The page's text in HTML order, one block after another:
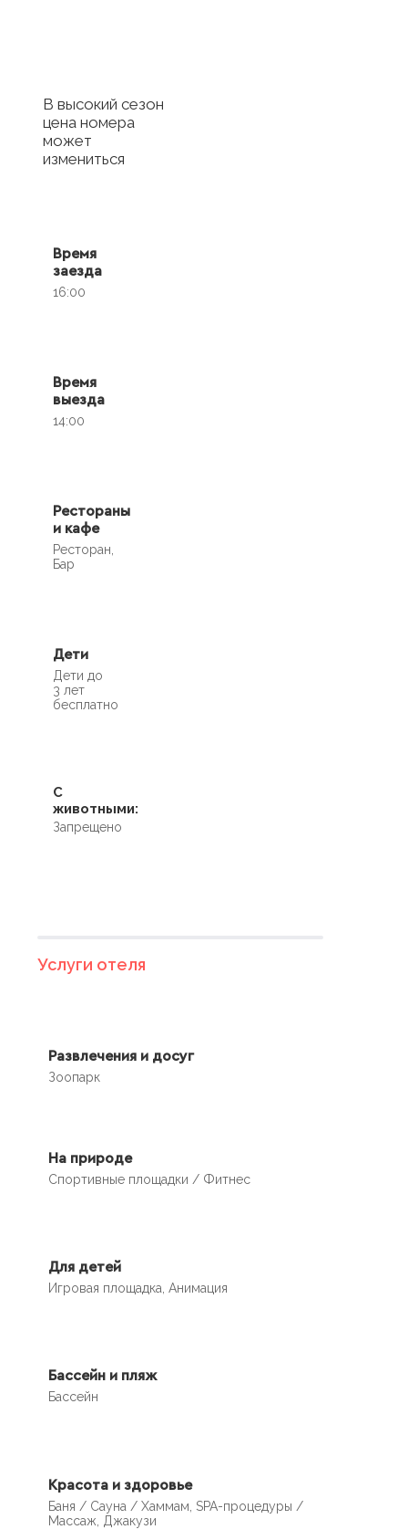
В высокий сезон
цена номера
может
измениться
Время
заезда
16:00
Время
выезда
14:00
Рестораны
и кафе
Ресторан,
Бар
Дети
Дети до
3 лет
бесплатно
С
животными:
Запрещено
Услуги отеля
Развлечения и досуг
Зоопарк
На природе
Спортивные площадки / Фитнес
Для детей
Игровая площадка, Анимация
Бассейн и пляж
Бассейн
Красота и здоровье
Баня / Сауна / Хаммам, SPA-процедуры /
Массаж, Джакузи